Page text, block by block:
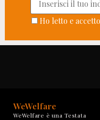
Ho letto e
WeWelfare
WeWelfare è una Testata